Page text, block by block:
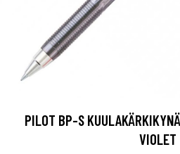
PILOT BP-S
VIOLET